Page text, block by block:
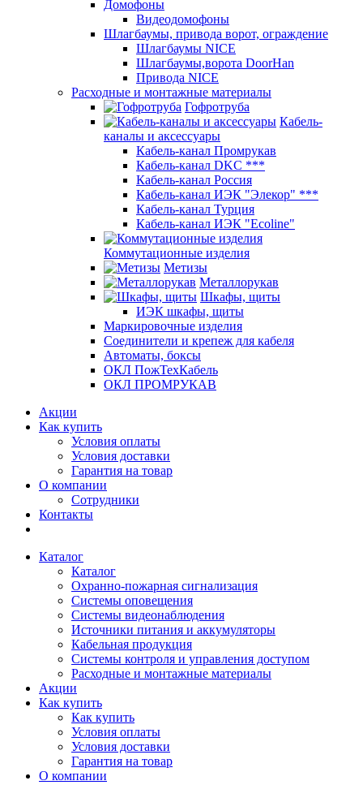
Домофоны
Видеодомофоны
Шлагбаумы, привода ворот, ограждение
Шлагбаумы NICE
Шлагбаумы,ворота DoorHan
Привода NICE
Расходные и монтажные материалы
Гофротруба
Кабель-
каналы и аксессуары
Кабель-канал Промрукав
Кабель-канал DKC ***
Кабель-канал Россия
Кабель-канал ИЭК "Элекор" ***
Кабель-канал Турция
Кабель-канал ИЭК "Ecoline"
Коммутационные изделия
Метизы
Металлорукав
Шкафы, щиты
ИЭК шкафы, щиты
Маркировочные изделия
Соединители и крепеж для кабеля
Автоматы, боксы
ОКЛ ПожТехКабель
ОКЛ ПРОМРУКАВ
Акции
Как купить
Условия оплаты
Условия доставки
Гарантия на товар
О компании
Сотрудники
Контакты
Каталог
Каталог
Охранно-пожарная сигнализация
Системы оповещения
Системы видеонаблюдения
Источники питания и аккумуляторы
Кабельная продукция
Системы контроля и управления доступом
Расходные и монтажные материалы
Акции
Как купить
Как купить
Условия оплаты
Условия доставки
Гарантия на товар
О компании